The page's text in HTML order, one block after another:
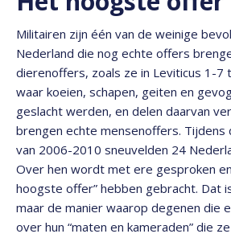
Militairen zijn één van de weinige
Nederland die nog echte offers
dierenoffers, zoals ze in Leviticus 1-7
waar koeien, schapen, geiten en
geslacht werden, en delen daarvan
brengen echte mensenoffers. Tijdens
van 2006-2010 sneuvelden 24
Over hen wordt met ere gesproken
hoogste offer” hebben gebracht. Dat
maar de manier waarop degenen die
over hun “maten en kameraden” die